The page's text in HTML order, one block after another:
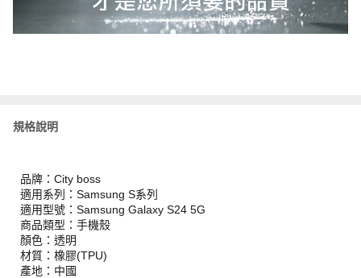
規格說明
品牌：City boss
適用系列：Samsung S系列
適用型號：Samsung Galaxy S24 5G
商品類型：手機殼
顏色：透明
材質：橡膠(TPU)
產地：中國